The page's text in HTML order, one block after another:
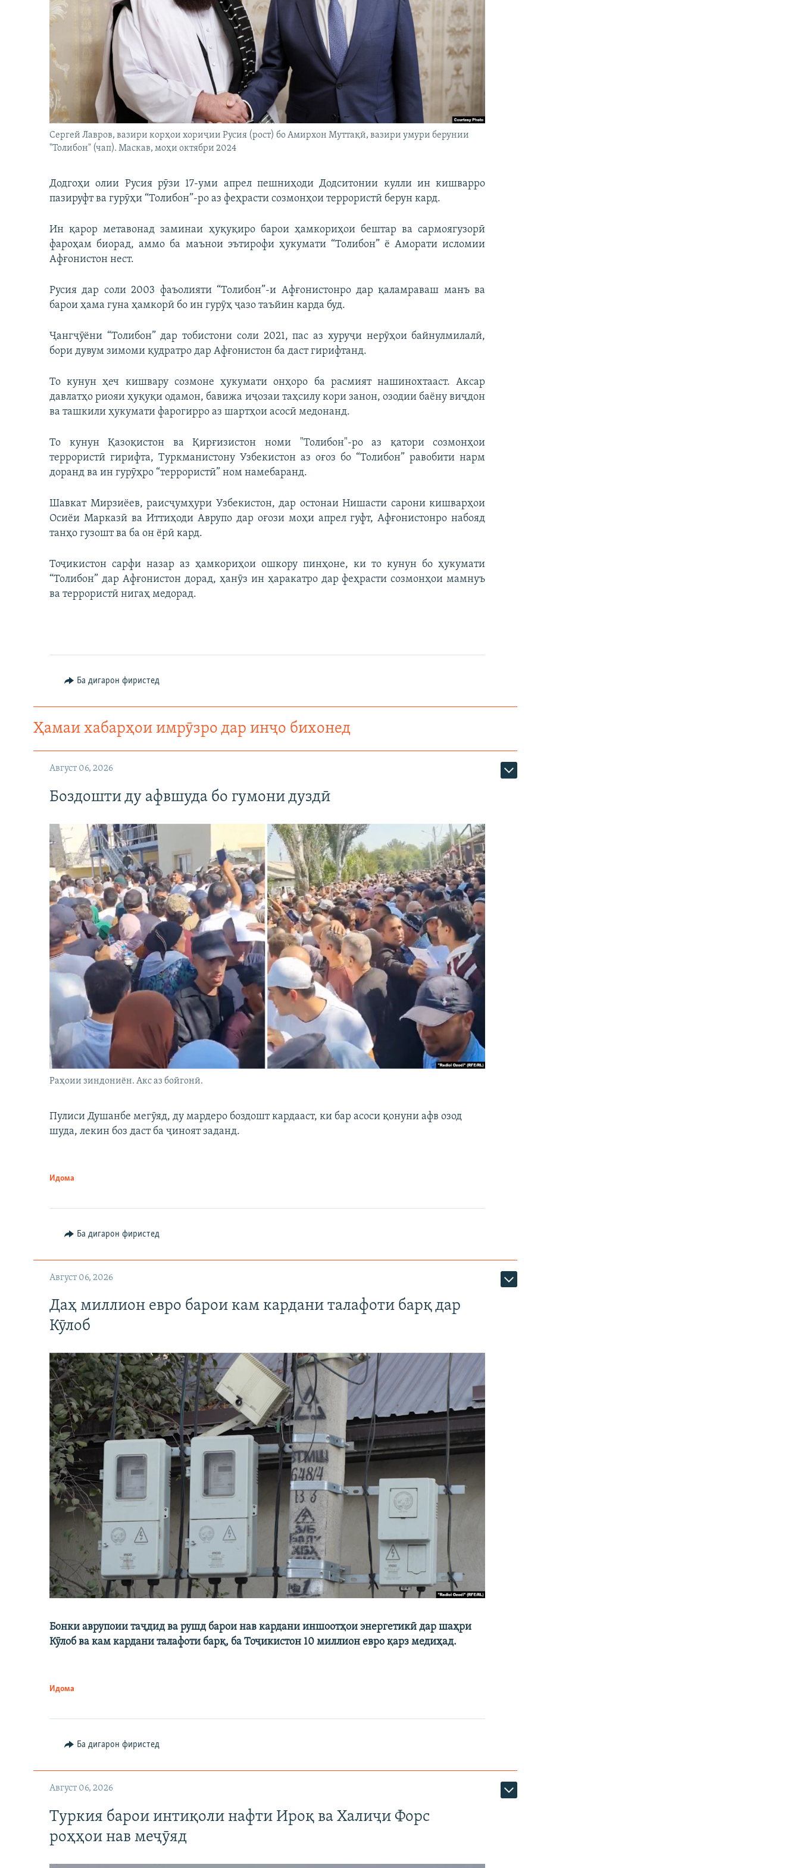
Сергей Лавров, вазири корҳои хориҷии Русия (рост) бо Амирхон Муттақӣ, вазири умури берунии
"Толибон" (чап). Маскав, моҳи октябри 2024
Додгоҳи олии Русия рӯзи 17-уми апрел пешниҳоди Додситонии кулли ин кишварро
пазируфт ва гурӯҳи “Толибон”-ро аз феҳрасти созмонҳои террористӣ берун кард.
Ин қарор метавонад заминаи ҳуқуқиро барои ҳамкориҳои бештар ва сармоягузорӣ
фароҳам биорад, аммо ба маънои эътирофи ҳукумати “Толибон” ё Аморати исломии
Афғонистон нест.
Русия дар соли 2003 фаъолияти “Толибон”-и Афғонистонро дар қаламраваш манъ ва
барои ҳама гуна ҳамкорӣ бо ин гурӯҳ ҷазо таъйин карда буд.
Ҷангҷӯёни “Толибон” дар тобистони соли 2021, пас аз хуруҷи нерӯҳои байнулмилалӣ,
бори дувум зимоми қудратро дар Афғонистон ба даст гирифтанд.
То кунун ҳеч кишвару созмоне ҳукумати онҳоро ба расмият нашинохтааст. Аксар
давлатҳо риояи ҳуқуқи одамон, бавижа иҷозаи таҳсилу кори занон, озодии баёну виҷдон
ва ташкили ҳукумати фарогирро аз шартҳои асосӣ медонанд.
То кунун Қазоқистон ва Қирғизистон номи "Толибон"-ро аз қатори созмонҳои
террористӣ гирифта, Туркманистону Узбекистон аз оғоз бо “Толибон” равобити нарм
доранд ва ин гурӯҳро “террористӣ” ном намебаранд.
Шавкат Мирзиёев, раисҷумҳури Узбекистон, дар остонаи Нишасти сарони кишварҳои
Осиёи Марказӣ ва Иттиҳоди Аврупо дар оғози моҳи апрел гуфт, Афғонистонро набояд
танҳо гузошт ва ба он ёрӣ кард.
Тоҷикистон сарфи назар аз ҳамкориҳои ошкору пинҳоне, ки то кунун бо ҳукумати
“Толибон” дар Афғонистон дорад, ҳанӯз ин ҳаракатро дар феҳрасти созмонҳои мамнуъ
ва террористӣ нигаҳ медорад.
Ба дигарон фиристед
Ҳамаи хабарҳои имрӯзро дар инҷо бихонед
Август 06, 2026
Боздошти ду афвшуда бо гумони дуздӣ
Раҳоии зиндониён. Акс аз бойгонӣ.
Пулиси Душанбе мегӯяд, ду мардеро боздошт кардааст, ки бар асоси қонуни афв озод
шуда, лекин боз даст ба ҷиноят заданд.
Идома
Ба дигарон фиристед
Август 06, 2026
Даҳ миллион евро барои кам кардани талафоти барқ дар
Кӯлоб
Бонки аврупоии таҷдид ва рушд барои нав кардани иншоотҳои энергетикӣ дар шаҳри
Кӯлоб ва кам кардани талафоти барқ, ба Тоҷикистон 10 миллион евро қарз медиҳад.
Идома
Ба дигарон фиристед
Август 06, 2026
Туркия барои интиқоли нафти Ироқ ва Халиҷи Форс
роҳҳои нав меҷӯяд